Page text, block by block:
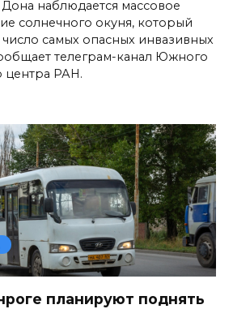
Дона наблюдается массовое
солнечного окуня, который
число самых опасных инвазивных
телеграм-канал Южного
центра РАН.
планируют поднять